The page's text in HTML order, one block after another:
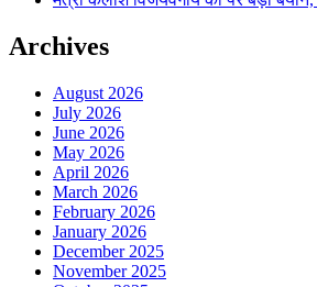
Archives
August 2026
July 2026
June 2026
May 2026
April 2026
March 2026
February 2026
January 2026
December 2025
November 2025